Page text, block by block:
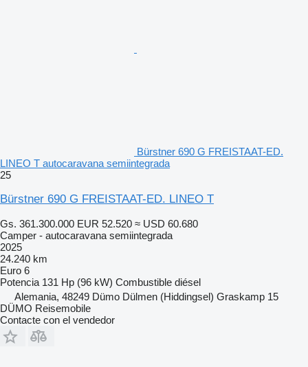
Bürstner 690 G FREISTAAT-ED.
LINEO T autocaravana semiintegrada
25
Bürstner 690 G FREISTAAT-ED. LINEO T
Gs. 361.300.000 EUR 52.520 ≈ USD 60.680
Camper - autocaravana semiintegrada
2025
24.240 km
Euro 6
Potencia 131 Hp (96 kW) Combustible diésel
Alemania, 48249 Dümo Dülmen (Hiddingsel) Graskamp 15
DÜMO Reisemobile
Contacte con el vendedor